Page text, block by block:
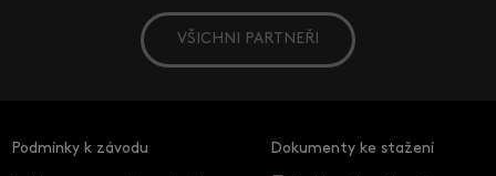
VŠICHNI PARTNEŘI
Podmínky k závodu Dokumenty ke stažení